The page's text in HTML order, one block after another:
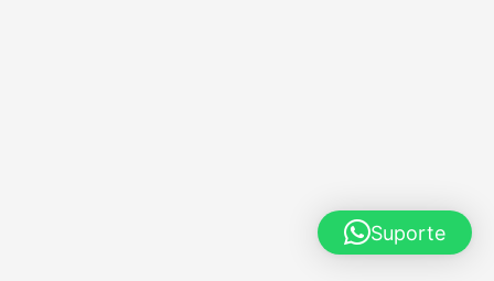
Suporte